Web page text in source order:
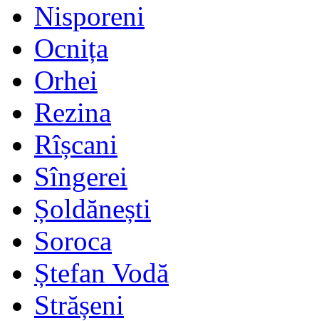
Nisporeni
Ocnița
Orhei
Rezina
Rîșcani
Sîngerei
Șoldănești
Soroca
Ștefan Vodă
Strășeni